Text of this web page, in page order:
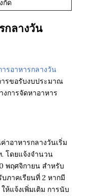
กัด
กลางวัน
รอาหารกลางวัน
รขอรับงบประมาณ
การจัดหาอาหาร
อาหารกลางวันเริ่ม
. โดยแจ้งจำนวน
พฤศจิกายน สำหรับ
ภาคเรียนที่ 2 หากมี
ห้แจ้งเพิ่มเติม การนับ